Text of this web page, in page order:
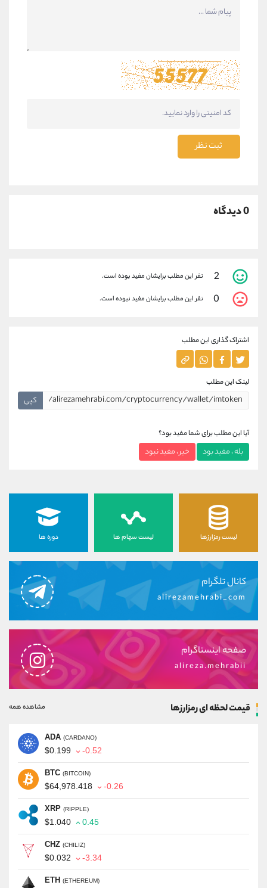
ثبت نظر
0 دیدگاه
2 نفر این مطلب برایشان مفید بوده است.
0 نفر این مطلب برایشان مفید نبوده است.
اشتراک گذاری این مطلب
لینک این مطلب
کپی
آیا این مطلب برای شما مفید بود؟
بله ، مفید بود خیر ، مفید نبود
لیست رمزارزها لیست سهام ها دوره ها
کانال تلگرام
alirezamehrabi_com
صفحه اینستاگرام
alireza.mehrabii
قیمت لحظه ای رمزارزها مشاهده همه
ADA (CARDANO)
$0.199 -0.52
BTC (BITCOIN)
$64,978.418 -0.26
XRP (RIPPLE)
$1.040 0.45
CHZ (CHILIZ)
$0.032 -3.34
ETH (ETHEREUM)